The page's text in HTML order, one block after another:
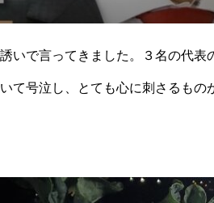
いで言ってきました。３名の代
て号泣し、とても心に刺さるも